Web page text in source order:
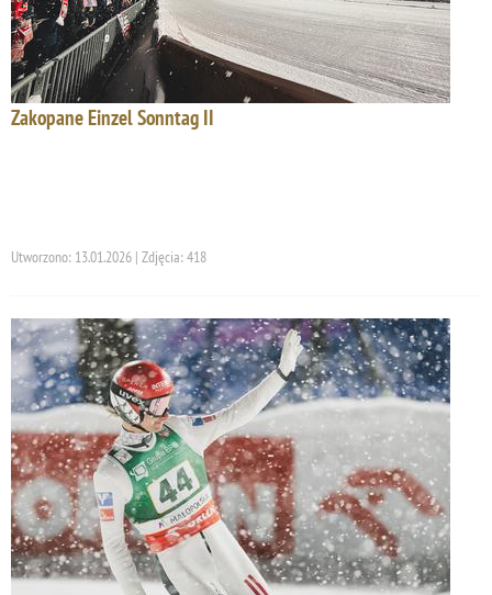
Zakopane Einzel Sonntag II
Utworzono: 13.01.2026 | Zdjęcia: 418